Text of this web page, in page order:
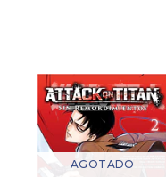
AGOTADO